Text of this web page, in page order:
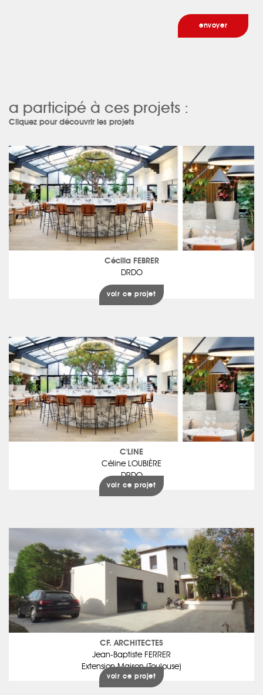
a participé à ces projets :
Cliquez pour découvrir les projets
Cécilia FEBRER
DRDO
voir ce projet
C'LINE
Céline LOUBIÈRE
DRDO
voir ce projet
CF. ARCHITECTES
Jean-Baptiste FERRER
Extension Maison (Toulouse)
voir ce projet